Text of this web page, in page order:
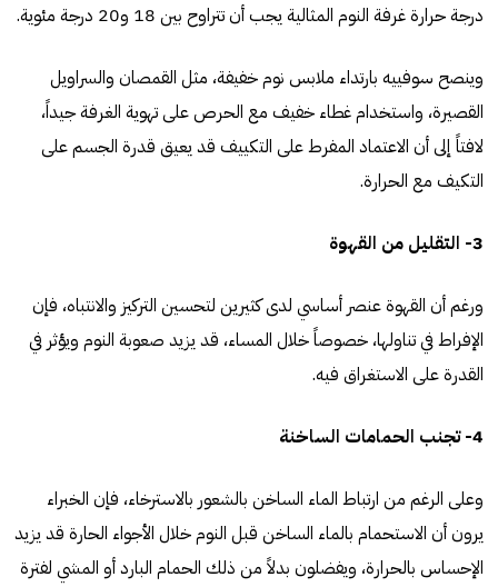
درجة حرارة غرفة النوم المثالية يجب أن تتراوح بين 18 و20 درجة مئوية.
وينصح سوفييه بارتداء ملابس نوم خفيفة، مثل القمصان والسراويل
القصيرة، واستخدام غطاء خفيف مع الحرص على تهوية الغرفة جيداً،
لافتاً إلى أن الاعتماد المفرط على التكييف قد يعيق قدرة الجسم على
التكيف مع الحرارة.
3- التقليل من القهوة
ورغم أن القهوة عنصر أساسي لدى كثيرين لتحسين التركيز والانتباه، فإن
الإفراط في تناولها، خصوصاً خلال المساء، قد يزيد صعوبة النوم ويؤثر في
القدرة على الاستغراق فيه.
4- تجنب الحمامات الساخنة
وعلى الرغم من ارتباط الماء الساخن بالشعور بالاسترخاء، فإن الخبراء
يرون أن الاستحمام بالماء الساخن قبل النوم خلال الأجواء الحارة قد يزيد
الإحساس بالحرارة، ويفضلون بدلاً من ذلك الحمام البارد أو المشي لفترة